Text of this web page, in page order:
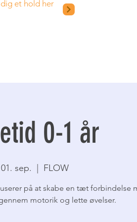
et hold her
0-1 år
sep. FLOW
på at skabe en tæt forbindelse
motorik og lette øvelser.